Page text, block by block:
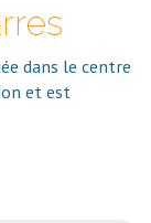
dans le centre
et est